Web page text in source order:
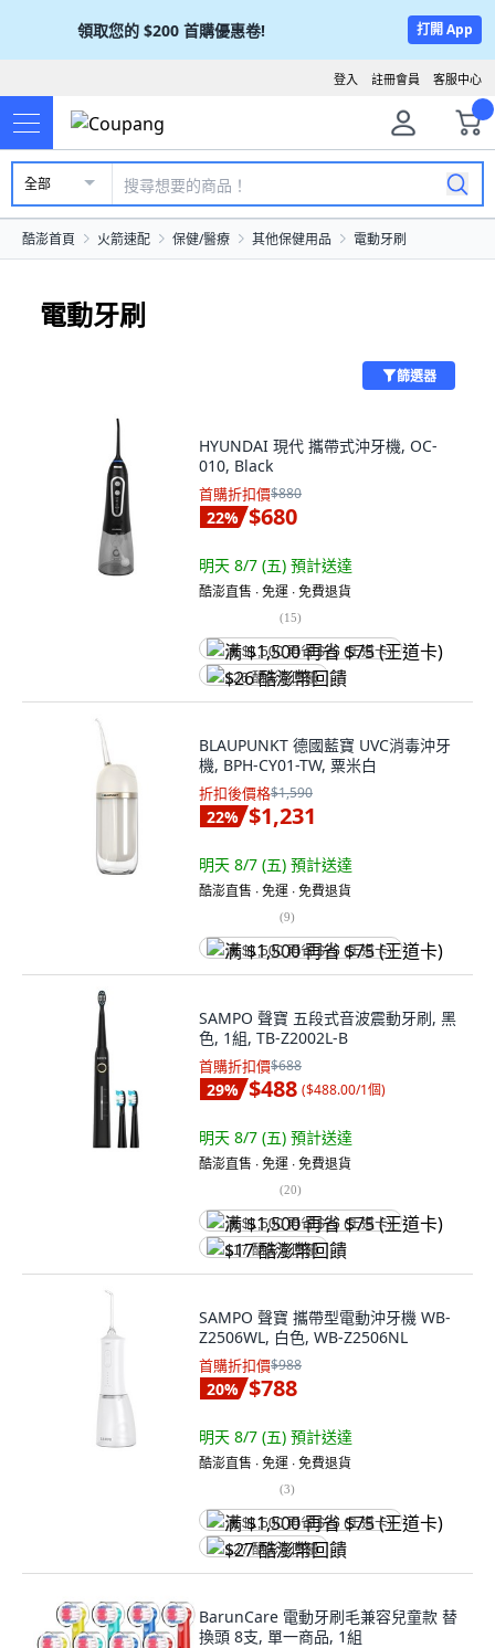
領取您的 $200 首購優惠卷! 打開 App
客服中心
註冊會員
登入
全部
酷澎首頁 火箭速配 保健/醫療 其他保健用品 電動牙刷
電動牙刷
篩選器
HYUNDAI 現代 攜帶式沖牙機, OC-
010, Black
首購折扣價$880
22% $680
明天 8/7 (五) 預計送達
酷澎直售 ∙ 免運 ∙ 免費退貨
(15)
满 $1,500 再省 $75 (王道卡)
$26 酷澎幣回饋
BLAUPUNKT 德國藍寶 UVC消毒沖牙
機, BPH-CY01-TW, 粟米白
折扣後價格$1,590
22% $1,231
明天 8/7 (五) 預計送達
酷澎直售 ∙ 免運 ∙ 免費退貨
(9)
满 $1,500 再省 $75 (王道卡)
SAMPO 聲寶 五段式音波震動牙刷, 黑
色, 1組, TB-Z2002L-B
首購折扣價$688
29% $488 ($488.00/1個)
明天 8/7 (五) 預計送達
酷澎直售 ∙ 免運 ∙ 免費退貨
(20)
满 $1,500 再省 $75 (王道卡)
$17 酷澎幣回饋
SAMPO 聲寶 攜帶型電動沖牙機 WB-
Z2506WL, 白色, WB-Z2506NL
首購折扣價$988
20% $788
明天 8/7 (五) 預計送達
酷澎直售 ∙ 免運 ∙ 免費退貨
(3)
满 $1,500 再省 $75 (王道卡)
$27 酷澎幣回饋
BarunCare 電動牙刷毛兼容兒童款 替
換頭 8支, 單一商品, 1組